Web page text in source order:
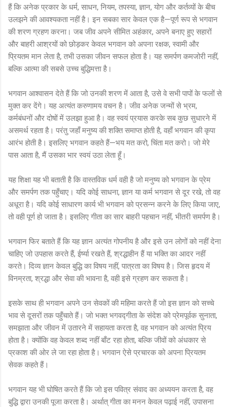
हैं कि अनेक प्रकार के धर्म, साधन, नियम, तपस्या, ज्ञान, योग और कर्तव्यों के बीच
उलझने की आवश्यकता नहीं है। इन सबका सार केवल एक है—पूर्ण रूप से भगवान
की शरण ग्रहण करना। जब जीव अपने सीमित अहंकार, अपने बनाए हुए सहारों
और बाहरी आश्रयों को छोड़कर केवल भगवान को अपना रक्षक, स्वामी और
प्रियतम मान लेता है, तभी उसका जीवन सफल होता है। यह समर्पण कमजोरी नहीं,
बल्कि आत्मा की सबसे उच्च बुद्धिमत्ता है।
भगवान आश्वासन देते हैं कि जो उनकी शरण में आता है, उसे वे सभी पापों के फलों से
मुक्त कर देंगे। यह अत्यंत करुणामय वचन है। जीव अनेक जन्मों से भ्रम,
कर्मबंधनों और दोषों में उलझा हुआ है। वह स्वयं प्रयास करके सब कुछ सुधारने में
असमर्थ रहता है। परंतु जहाँ मनुष्य की शक्ति समाप्त होती है, वहाँ भगवान की कृपा
आरंभ होती है। इसलिए भगवान कहते हैं—भय मत करो, चिंता मत करो। जो मेरे
पास आता है, मैं उसका भार स्वयं उठा लेता हूँ।
यह शिक्षा यह भी बताती है कि वास्तविक धर्म वही है जो मनुष्य को भगवान के प्रेम
और समर्पण तक पहुँचाए। यदि कोई साधना, ज्ञान या कर्म भगवान से दूर रखे, तो वह
अधूरा है। यदि कोई साधारण कार्य भी भगवान को प्रसन्न करने के लिए किया जाए,
तो वही पूर्ण हो जाता है। इसलिए गीता का सार बाहरी पहचान नहीं, भीतरी समर्पण है।
भगवान फिर बताते हैं कि यह ज्ञान अत्यंत गोपनीय है और इसे उन लोगों को नहीं देना
चाहिए जो उपहास करते हैं, ईर्ष्या रखते हैं, श्रद्धाहीन हैं या भक्ति का आदर नहीं
करते। दिव्य ज्ञान केवल बुद्धि का विषय नहीं, पात्रता का विषय है। जिस हृदय में
विनम्रता, श्रद्धा और सेवा की भावना है, वही इसे ग्रहण कर सकता है।
इसके साथ ही भगवान अपने उन सेवकों की महिमा करते हैं जो इस ज्ञान को सच्चे
भाव से दूसरों तक पहुँचाते हैं। जो भक्त भगवद्गीता के संदेश को प्रेमपूर्वक सुनाता,
समझाता और जीवन में उतारने में सहायता करता है, वह भगवान को अत्यंत प्रिय
होता है। क्योंकि वह केवल शब्द नहीं बाँट रहा होता, बल्कि जीवों को अंधकार से
प्रकाश की ओर ले जा रहा होता है। भगवान ऐसे प्रचारक को अपना प्रियतम
सेवक कहते हैं।
भगवान यह भी घोषित करते हैं कि जो इस पवित्र संवाद का अध्ययन करता है, वह
बुद्धि द्वारा उनकी पूजा करता है। अर्थात् गीता का मनन केवल पढ़ाई नहीं, उपासना